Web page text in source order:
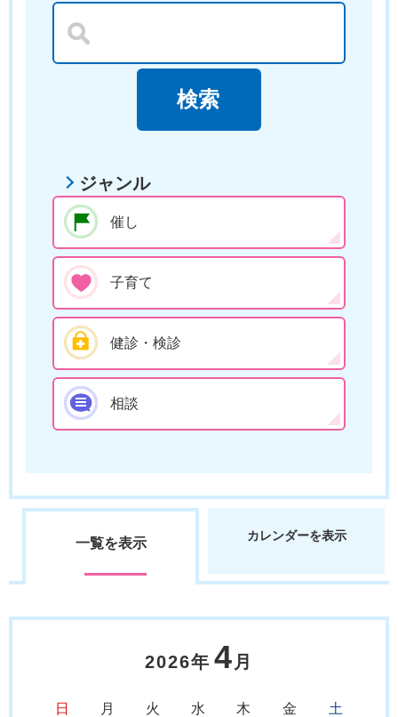
ジャンル
催し
子育て
健診・検診
相談
一覧を表示 カレンダーを表示
2026年 4 月
日 月 火 水 木 金 土